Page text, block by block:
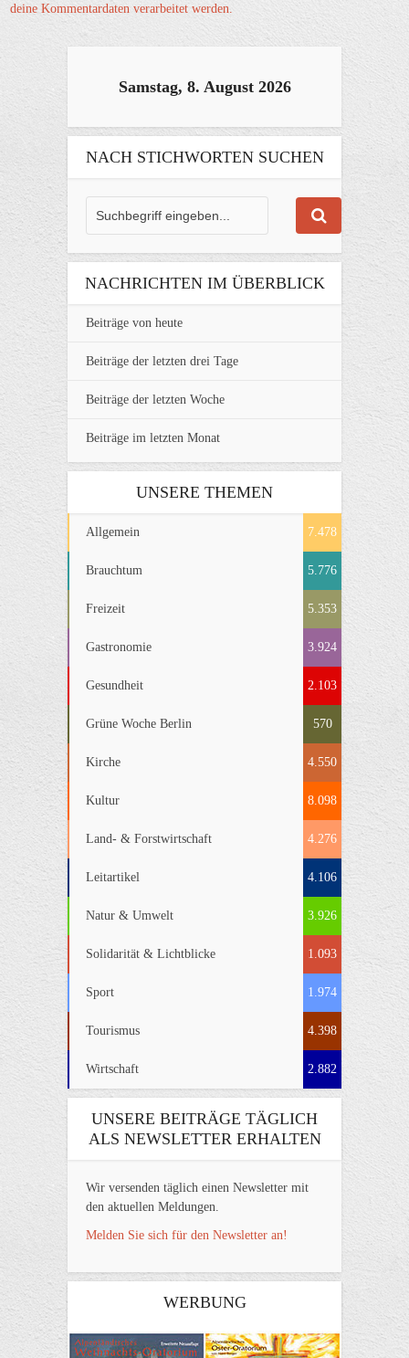
deine Kommentardaten verarbeitet werden.
Samstag, 8. August 2026
NACH STICHWORTEN SUCHEN
NACHRICHTEN IM ÜBERBLICK
Beiträge von heute
Beiträge der letzten drei Tage
Beiträge der letzten Woche
Beiträge im letzten Monat
UNSERE THEMEN
Allgemein 7.478
Brauchtum 5.776
Freizeit 5.353
Gastronomie 3.924
Gesundheit 2.103
Grüne Woche Berlin 570
Kirche 4.550
Kultur 8.098
Land- & Forstwirtschaft 4.276
Leitartikel 4.106
Natur & Umwelt 3.926
Solidarität & Lichtblicke 1.093
Sport 1.974
Tourismus 4.398
Wirtschaft 2.882
UNSERE BEITRÄGE TÄGLICH
ALS NEWSLETTER ERHALTEN
Wir versenden täglich einen Newsletter mit
den aktuellen Meldungen.
Melden Sie sich für den Newsletter an!
WERBUNG